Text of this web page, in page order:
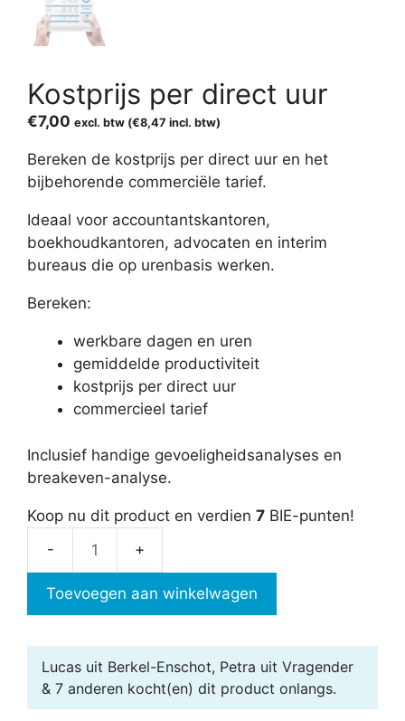
Kostprijs per direct uur
€7,00 excl. btw (€8,47 incl. btw)
Bereken de kostprijs per direct uur en het
bijbehorende commerciële tarief.
Ideaal voor accountantskantoren,
boekhoudkantoren, advocaten en interim
bureaus die op urenbasis werken.
Bereken:
werkbare dagen en uren
gemiddelde productiviteit
kostprijs per direct uur
commercieel tarief
Inclusief handige gevoeligheidsanalyses en
breakeven-analyse.
Koop nu dit product en verdien 7 BIE-punten!
direct
aantal
Toevoegen aan winkelwagen
Lucas uit Berkel-Enschot, Petra uit Vragender
& 7 anderen kocht(en) dit product onlangs.